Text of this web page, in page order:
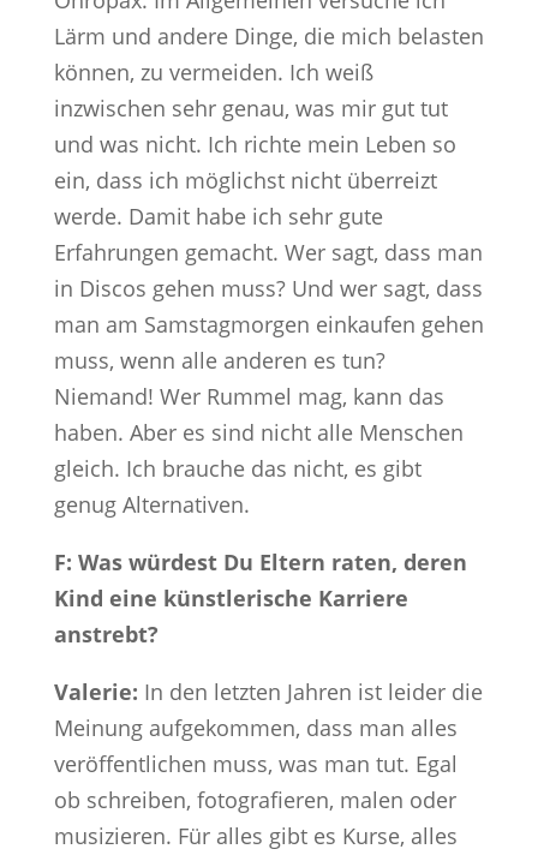
Lärm und andere Dinge, die mich belasten
können, zu vermeiden. Ich weiß
inzwischen sehr genau, was mir gut tut
und was nicht. Ich richte mein Leben so
ein, dass ich möglichst nicht überreizt
werde. Damit habe ich sehr gute
Erfahrungen gemacht. Wer sagt, dass man
in Discos gehen muss? Und wer sagt, dass
man am Samstagmorgen einkaufen gehen
muss, wenn alle anderen es tun?
Niemand! Wer Rummel mag, kann das
haben. Aber es sind nicht alle Menschen
gleich. Ich brauche das nicht, es gibt
genug Alternativen.
F: Was würdest Du Eltern raten, deren
Kind eine künstlerische Karriere
anstrebt?
Valerie: In den letzten Jahren ist leider die
Meinung aufgekommen, dass man alles
veröffentlichen muss, was man tut. Egal
ob schreiben, fotografieren, malen oder
musizieren. Für alles gibt es Kurse, alles